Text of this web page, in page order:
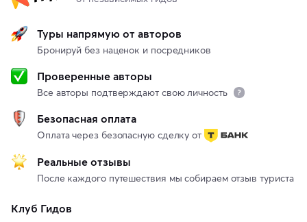
Туры напрямую от авторов
Бронируй без наценок и посредников
Проверенные авторы
Все авторы подтверждают свою личность
Безопасная оплата
Оплата через безопасную сделку от
Реальные отзывы
После каждого путешествия мы собираем отзыв туриста
Клуб Гидов